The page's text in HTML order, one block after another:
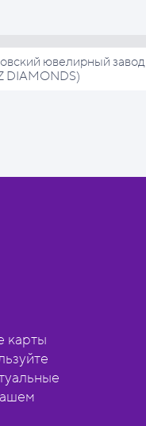
ювелирный завод
DIAMONDS)
карты